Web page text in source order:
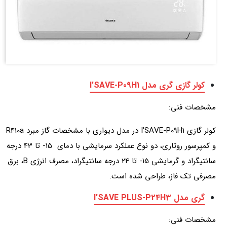
کولر گازی گری مدل I'SAVE-P09H1
مشخصات فنی:
کولر گازی I'SAVE-P09H1 در مدل دیواری با مشخصات گاز مبرد R410a
و کمپرسور روتاری، دو نوع عملکرد سرمایشی با دمای 15- تا 43 درجه
سانتیگراد و گرمایشی 15- تا 24 درجه سانتیگراد، مصرف انرژی B، برق
مصرفی تک فاز، طراحی شده است.
گری مدل I'SAVE PLUS-P24H3
مشخصات فنی: